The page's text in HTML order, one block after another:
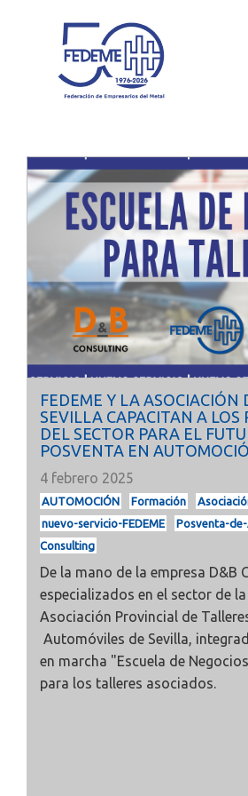
FEDEME Y LA ASOCIACIÓN
SEVILLA CAPACITAN A LOS
DEL SECTOR PARA EL
POSVENTA EN
4 febrero 2025
AUTOMOCIÓN Formación
nuevo-servicio-FEDEME
Posventa-
Consulting
De la mano de la empresa D&B
especializados en el sector de
Asociación Provincial de
Automóviles de Sevilla,
en marcha "Escuela de
para los talleres asociados.